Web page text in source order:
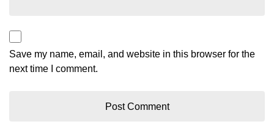
Save my name, email, and website in this browser for the
next time I comment.